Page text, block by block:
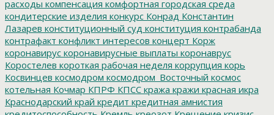
расходы компенсация комфортная городская среда
кондитерские изделия конкурс Конрад Константин
Лазарев конституционный суд конституция контрабанда
контрафакт конфликт интересов концерт Корж
коронавирус коронавирусные выплаты коронаврус
Коростелев короткая рабочая неделя коррупция корь
Косвинцев космодром космодром_Восточный космос
котельная Кочмар КПРФ КПСС кража кражи красная икра
Краснодарский край кредит кредитная амнистия